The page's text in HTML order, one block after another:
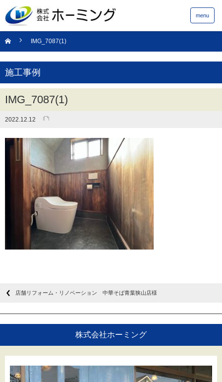
menu
IMG_7087(1)
施工事例
IMG_7087(1)
2022.12.12
店舗リフォーム・リノベーション 中華そば青葉狭山店様
株式会社ホーミング